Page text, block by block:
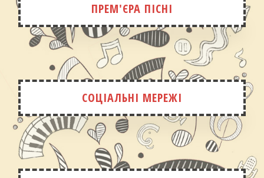
ПРЕМ'ЄРА ПІСНІ
СОЦІАЛЬНІ МЕРЕЖІ